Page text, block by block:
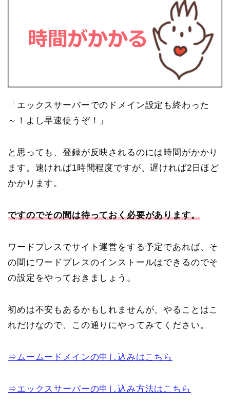
「エックスサーバーでのドメイン設定も終わった
～！よし早速使うぞ！」
と思っても、登録が反映されるのには時間がかかり
ます。速ければ1時間程度ですが、遅ければ2日ほど
かかります。
ですのでその間は待っておく必要があります。
ワードプレスでサイト運営をする予定であれば、そ
の間にワードプレスのインストールはできるのでそ
の設定をやっておきましょう。
初めは不安もあるかもしれませんが、やることはこ
れだけなので、この通りにやってみてください。
⇒ムームードメインの申し込みはこちら
⇒エックスサーバーの申し込み方法はこちら